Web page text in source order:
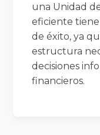
una Unidad
eficiente
de éxito, ya
estructura
decisiones
financieros.